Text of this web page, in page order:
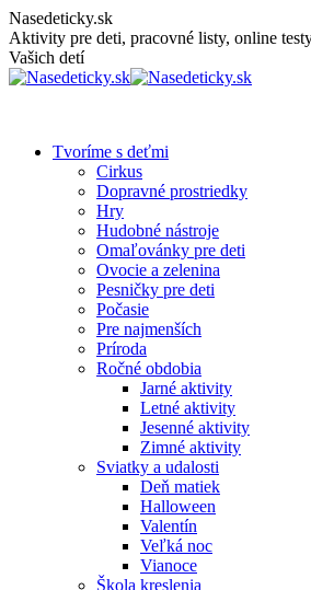
Skip
to
content
Nasedeticky.sk
Aktivity pre deti, pracovné listy, online
Vašich detí
Tvoríme s deťmi
Cirkus
Dopravné prostriedky
Hry
Hudobné nástroje
Omaľovánky pre deti
Ovocie a zelenina
Pesničky pre deti
Počasie
Pre najmenších
Príroda
Ročné obdobia
Jarné aktivity
Letné aktivity
Jesenné aktivity
Zimné aktivity
Sviatky a udalosti
Deň matiek
Halloween
Valentín
Veľká noc
Vianoce
Škola kreslenia